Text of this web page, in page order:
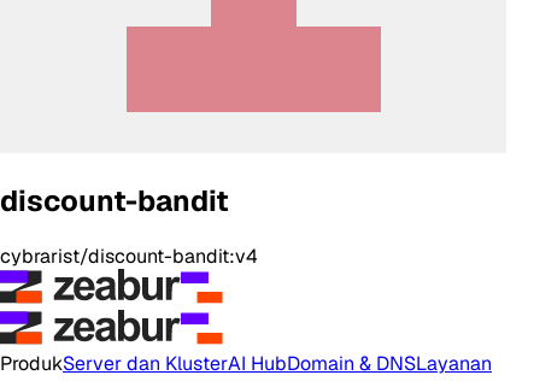
discount-bandit
cybrarist/discount-bandit:v4
ProdukServer dan KlusterAI HubDomain & DNSLayanan